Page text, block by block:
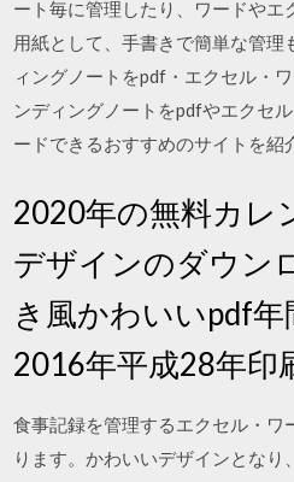
ート毎に管理したり、ワードやエ
用紙として、手書きで簡単な管理
ィングノートをpdf・エクセル・
ンディングノートをpdfやエクセ
ードできるおすすめのサイトを紹
2020年の無料カレ
デザインのダウン
き風かわいいpdf
2016年平成28年印
食事記録を管理するエクセル・ワ
ります。かわいいデザインとな